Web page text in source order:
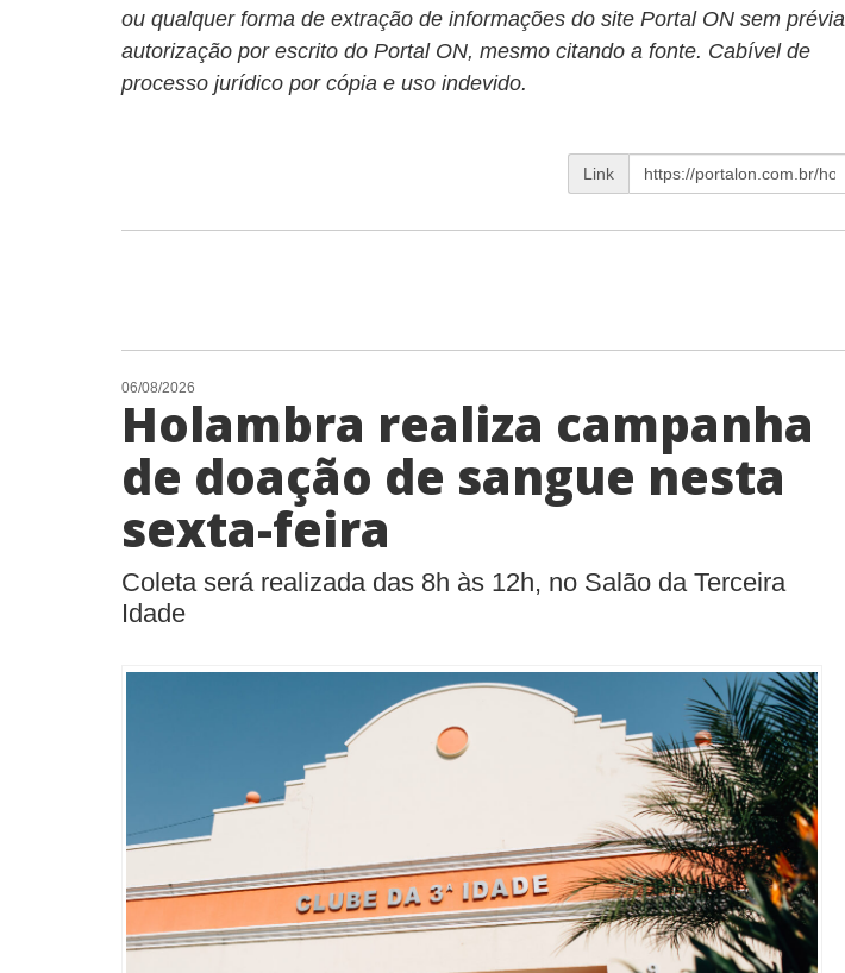
ou qualquer forma de extração de informações do site Portal ON sem prévia
autorização por escrito do Portal ON, mesmo citando a fonte. Cabível de
processo jurídico por cópia e uso indevido.
Link
06/08/2026
Holambra realiza campanha
de doação de sangue nesta
sexta-feira
Coleta será realizada das 8h às 12h, no Salão da Terceira
Idade